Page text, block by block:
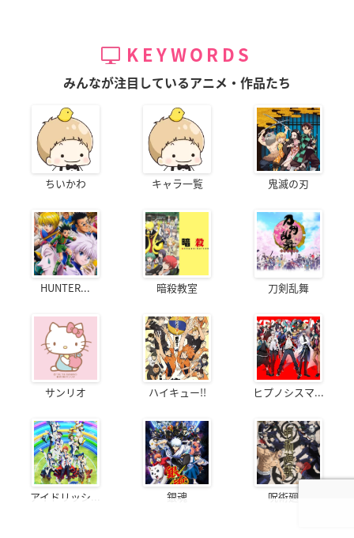
KEYWORDS
みんなが注目しているアニメ・作品たち
ちいかわ キャラ一覧 鬼滅の刃
HUNTER... 暗殺教室 刀剣乱舞
サンリオ ハイキュー!! ヒプノシスマ...
アイドリッシ... 銀魂 呪術廻戦